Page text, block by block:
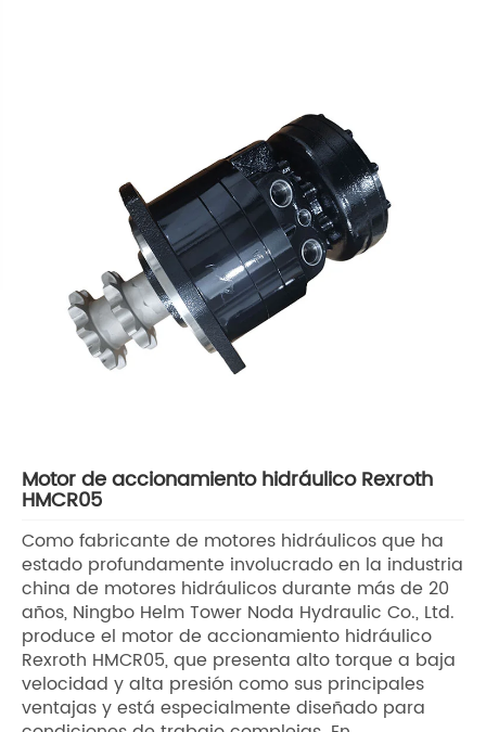
Motor de accionamiento hidráulico Rexroth
HMCR05
Como fabricante de motores hidráulicos que ha
estado profundamente involucrado en la industria
china de motores hidráulicos durante más de 20
años, Ningbo Helm Tower Noda Hydraulic Co., Ltd.
produce el motor de accionamiento hidráulico
Rexroth HMCR05, que presenta alto torque a baja
velocidad y alta presión como sus principales
ventajas y está especialmente diseñado para